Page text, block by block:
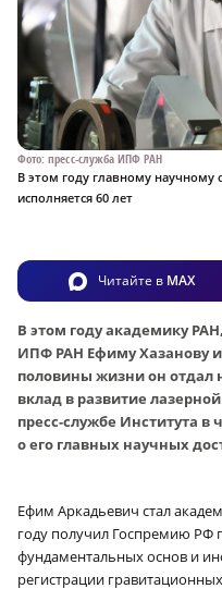
Фото: пресс-служба ИПФ РАН
В этом году главному
исполняется 60 лет
Читайте в MAX
В этом году академику
ИПФ РАН Ефиму Хазанову
половины жизни он отдал
вклад в развитие
пресс-службе Института в
о его главных научных
Ефим Аркадьевич стал
году получил Госпремию РФ
фундаментальных основ и
регистрации